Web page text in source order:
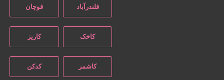
قلندرآباد قوچان
کاخک کاریز
کاشمر کدکن